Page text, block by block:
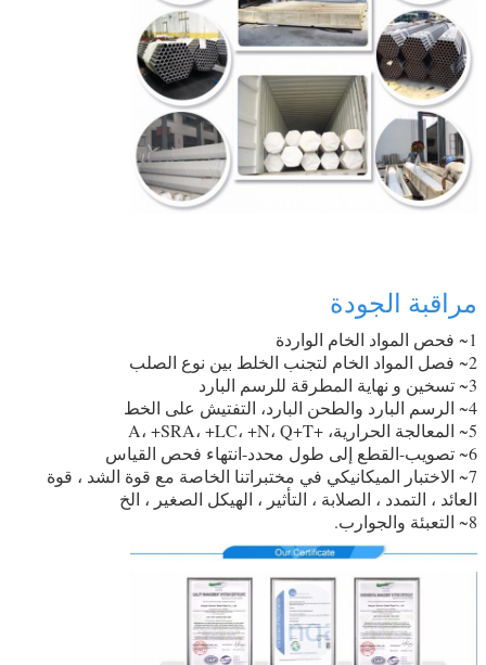
مراقبة الجودة
1~ فحص المواد الخام الواردة
2~ فصل المواد الخام لتجنب الخلط بين نوع الصلب
3~ تسخين و نهاية المطرقة للرسم البارد
4~ الرسم البارد والطحن البارد، التفتيش على الخط
5~ المعالجة الحرارية، +A، +SRA، +LC، +N، Q+T
6~ تصويب-القطع إلى طول محدد-انتهاء فحص القياس
7~ الاختبار الميكانيكي في مختبراتنا الخاصة مع قوة الشد ، قوة
العائد ، التمدد ، الصلابة ، التأثير ، الهيكل الصغير ، الخ
8~ التعبئة والجوارب.